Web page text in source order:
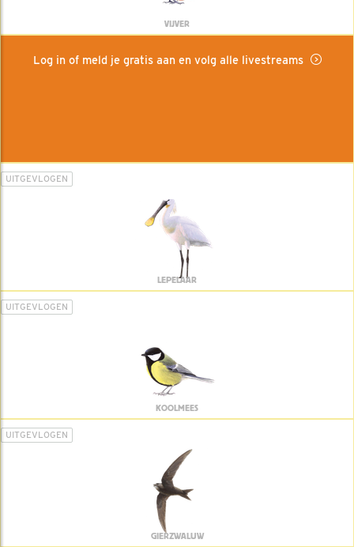
VIJVER
Log in of meld je gratis aan en volg alle livestreams
UITGEVLOGEN
LEPELAAR
UITGEVLOGEN
KOOLMEES
UITGEVLOGEN
GIERZWALUW